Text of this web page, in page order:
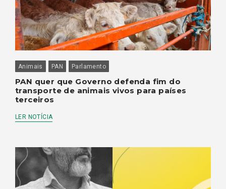
Animais PAN Parlamento
PAN quer que Governo defenda fim do
transporte de animais vivos para países
terceiros
LER NOTÍCIA